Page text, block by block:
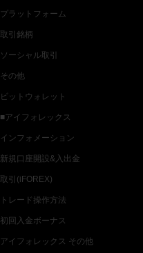
プラットフォーム
取引銘柄
ソーシャル取引
その他
ビットウォレット
■アイフォレックス
インフォメーション
新規口座開設&入出金
取引(iFOREX)
トレード操作方法
初回入金ボーナス
アイフォレックス その他